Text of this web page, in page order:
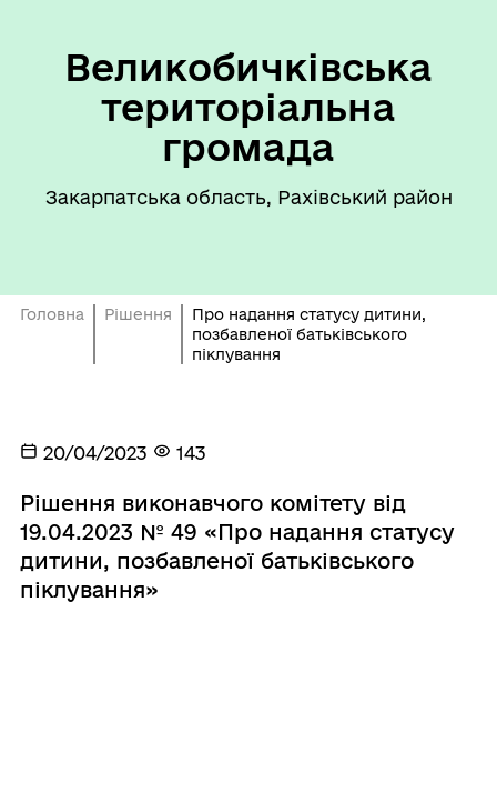
Великобичківська
територіальна
громада
Закарпатська область, Рахівський район
Головна Рішення
Про надання статусу дитини,
позбавленої батьківського
піклування
20/04/2023 143
Рішення виконавчого комітету від
19.04.2023 № 49 «Про надання статусу
дитини, позбавленої батьківського
піклування»